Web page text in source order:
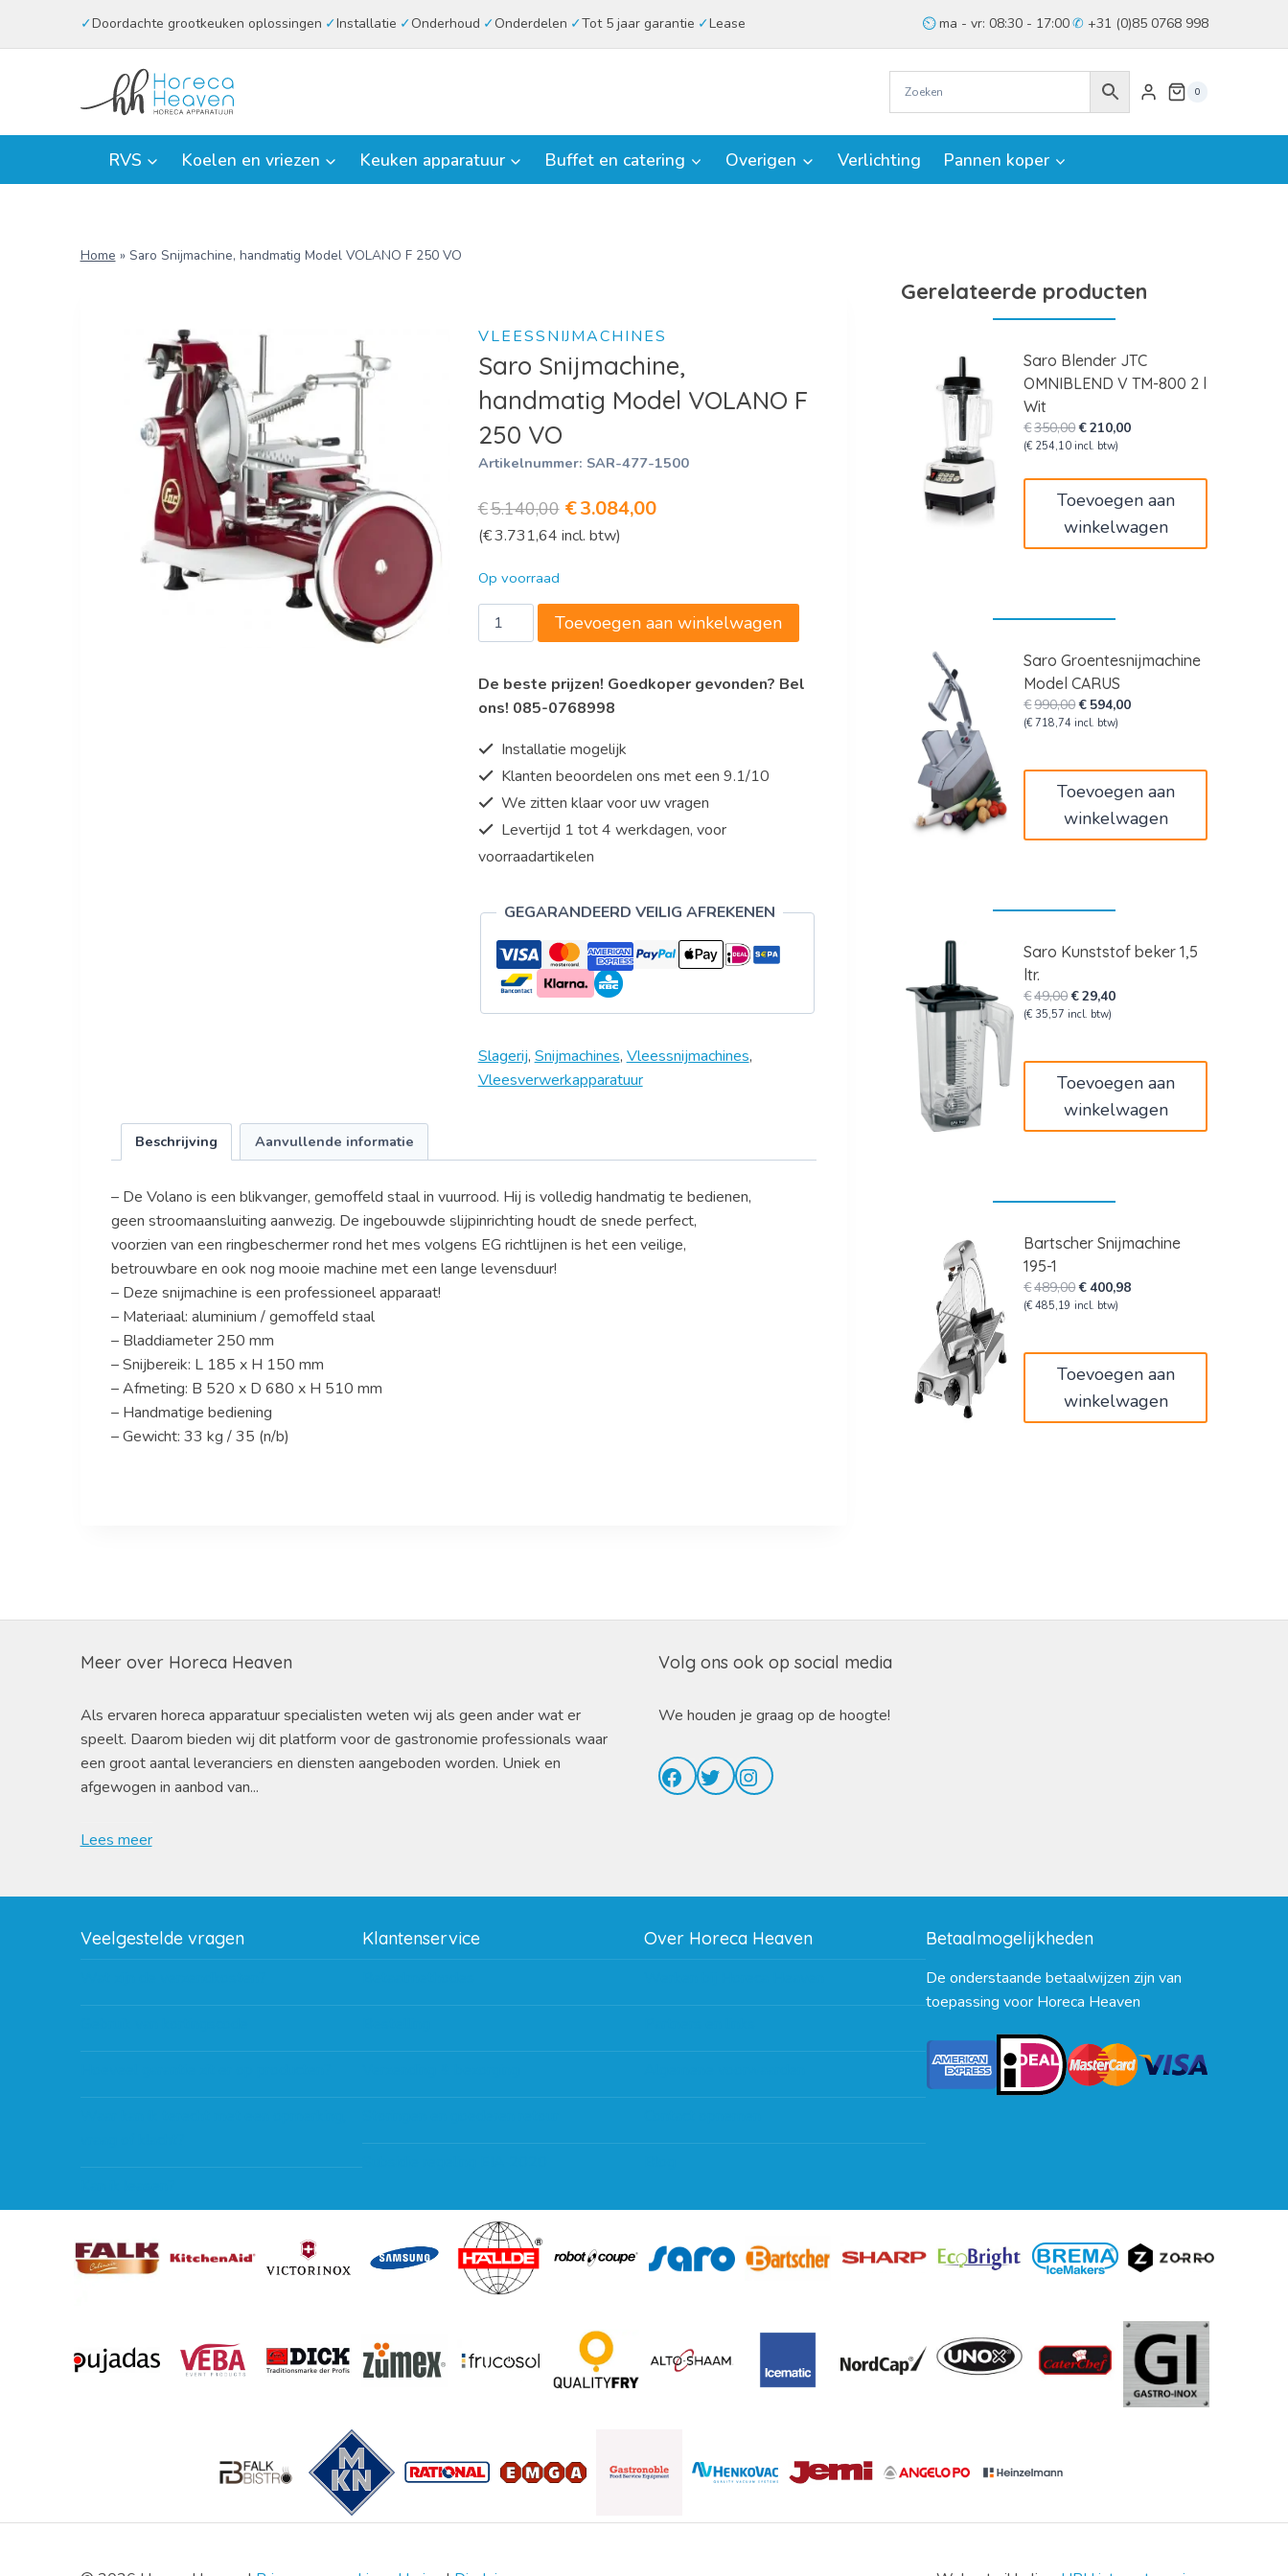
Doordachte grootkeuken oplossingen Installatie Onderhoud Onderdelen Tot 5 jaar garantie Lease ma - vr: 08:30 - 17:00 +31 (0)85 0768 998
0
RVS Koelen en vriezen Keuken apparatuur Buffet en catering Overigen Verlichting Pannen koper
Home » Saro Snijmachine, handmatig Model VOLANO F 250 VO
VLEESSNIJMACHINES
Saro Snijmachine,
handmatig Model VOLANO F
250 VO
Artikelnummer: SAR-477-1500
€5.140,00 Oorspronkelijke
prijs
€5.140,00.
€3.084,00Huidige
€3.084,00.
(€3.731,64 incl. btw)
Op voorraad
Saro
Snijmachine,
Model
VOLANO
250
VO
aantal
Toevoegen aan winkelwagen
De beste prijzen! Goedkoper gevonden? Bel
ons! 085-0768998
Installatie mogelijk
Klanten beoordelen ons met een 9.1/10
We zitten klaar voor uw vragen
Levertijd 1 tot 4 werkdagen, voor
voorraadartikelen
GEGARANDEERD VEILIG AFREKENEN
Slagerij, Snijmachines, Vleessnijmachines,
Vleesverwerkapparatuur
Beschrijving Aanvullende informatie
– De Volano is een blikvanger, gemoffeld staal in vuurrood. Hij is volledig handmatig te bedienen,
geen stroomaansluiting aanwezig. De ingebouwde slijpinrichting houdt de snede perfect,
voorzien van een ringbeschermer rond het mes volgens EG richtlijnen is het een veilige,
betrouwbare en ook nog mooie machine met een lange levensduur!
– Deze snijmachine is een professioneel apparaat!
– Materiaal: aluminium / gemoffeld staal
– Bladdiameter 250 mm
– Snijbereik: L 185 x H 150 mm
– Afmeting: B 520 x D 680 x H 510 mm
– Handmatige bediening
– Gewicht: 33 kg / 35 (n/b)
Gerelateerde producten
Saro Blender JTC
OMNIBLEND V TM-800 2 l
Wit
€350,00Oorspronkelijke
prijs
€210,00Huidige
(€ 254,10 incl. btw)
Toevoegen aan
winkelwagen
Saro Groentesnijmachine
Model CARUS
€990,00Oorspronkelijke
prijs
€ 594,00Huidige
(€ 718,74 incl. btw)
Toevoegen aan
winkelwagen
Saro Kunststof beker 1,5
ltr.
€49,00Oorspronkelijke
prijs
€29,40Huidige
(€ 35,57 incl. btw)
Toevoegen aan
winkelwagen
Bartscher Snijmachine
195-1
€489,00Oorspronkelijke
prijs
€400,98Huidige
(€ 485,19 incl. btw)
Toevoegen aan
winkelwagen
Meer over Horeca Heaven
Als ervaren horeca apparatuur specialisten weten wij als geen ander wat er
speelt. Daarom bieden wij dit platform voor de gastronomie professionals waar
een groot aantal leveranciers en diensten aangeboden worden. Uniek en
afgewogen in aanbod van...
Lees meer
Volg ons ook op social media
We houden je graag op de hoogte!
Facebook
TwitterInstagram
Veelgestelde vragen Klantenservice
Subsidie regeling EIA 2020
Over Horeca Heaven Betaalmogelijkheden
De onderstaande betaalwijzen zijn van
toepassing voor Horeca Heaven